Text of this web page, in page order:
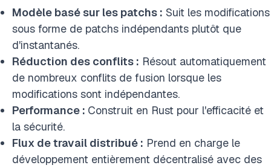
Modèle basé sur les patchs : Suit les modifications
sous forme de patchs indépendants plutôt que
d'instantanés.
Réduction des conflits : Résout automatiquement
de nombreux conflits de fusion lorsque les
modifications sont indépendantes.
Performance : Construit en Rust pour l'efficacité et
la sécurité.
Flux de travail distribué : Prend en charge le
développement entièrement décentralisé avec des